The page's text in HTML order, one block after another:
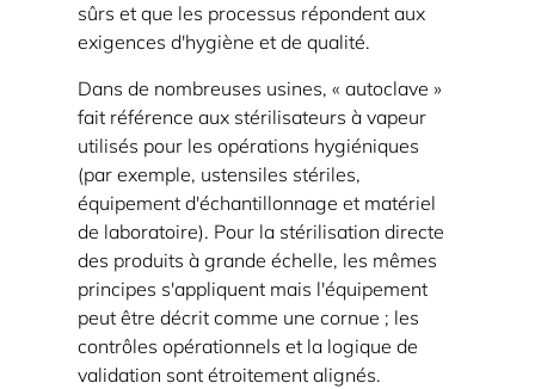
sans
danger
pour
les
aliments
1.1
Pourquoi
la
vapeur
sous
pression
est
sûrs et que les processus répondent aux
exigences d'hygiène et de qualité.
Dans de nombreuses usines, « autoclave »
fait référence aux stérilisateurs à vapeur
utilisés pour les opérations hygiéniques
(par exemple, ustensiles stériles,
équipement d'échantillonnage et matériel
de laboratoire). Pour la stérilisation directe
des produits à grande échelle, les mêmes
principes s'appliquent mais l'équipement
peut être décrit comme une cornue ; les
contrôles opérationnels et la logique de
validation sont étroitement alignés.